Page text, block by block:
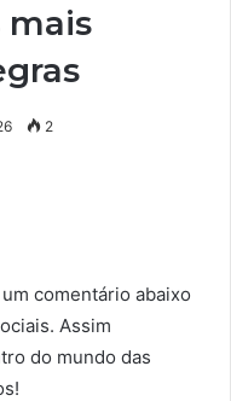
mais
2
comentário abaixo
Assim
do mundo das